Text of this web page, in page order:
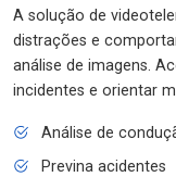
A solução de
distrações e
análise de imagens.
incidentes e orientar
Análise de
Previna acidentes